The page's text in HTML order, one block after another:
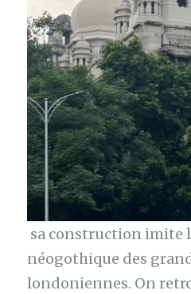
sa construction imite
néogothique des
londoniennes. On